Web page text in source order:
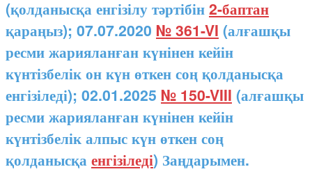
(қолданысқа енгізілу тәртібін2-баптан
қараңыз); 07.07.2020 № 361-VI (алғашқы
ресми жарияланған күнінен кейін
күнтізбелік он күн өткен соң қолданысқа
енгізіледі); 02.01.2025 № 150-VIII (алғашқы
ресми жарияланған күнінен кейін
күнтізбелік алпыс күн өткен соң
қолданысқа енгізіледі) Заңдарымен.